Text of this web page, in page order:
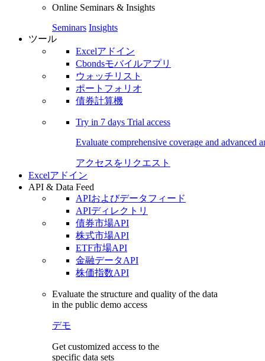
Online Seminars & Insights
Seminars Insights
ツール
Excelアドイン
Cbondsモバイルアプリ
ウォッチリスト
ポートフォリオ
債券計算機
Try in 7 days Trial access
Evaluate comprehensive coverage and advanced
アクセスをリクエスト
Excelアドイン
API & Data Feed
APIおよびデータフィード
APIディレクトリ
債券市場API
株式市場API
ETF市場API
金融データAPI
株価指数API
Evaluate the structure and quality of the data
in the public demo access
デモ
Get customized access to the
specific data sets